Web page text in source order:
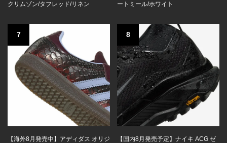
クリムゾン/タフレッド/リネン
ートミール/ホワイト
7
【海外8月発売中】アディダス オリジ
8
【国内8月発売予定】ナイキ ACG ゼ